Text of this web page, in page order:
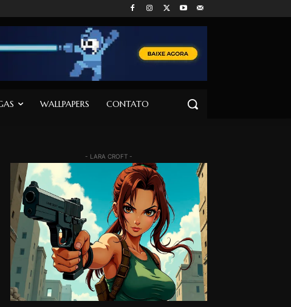
WALLPAPERS CONTATO
- LARA CROFT -